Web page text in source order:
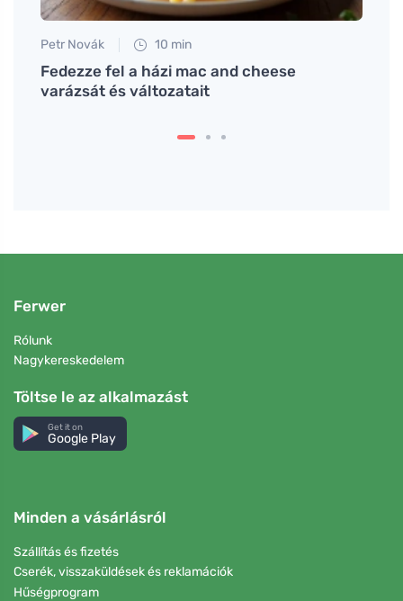
Petr Novák 10 min
Fedezze fel a házi mac and cheese
varázsát és változatait
Ferwer
Rólunk
Nagykereskedelem
Töltse le az alkalmazást
Get it on
Google Play
Minden a vásárlásról
Szállítás és fizetés
Cserék, visszaküldések és reklamációk
Hűségprogram